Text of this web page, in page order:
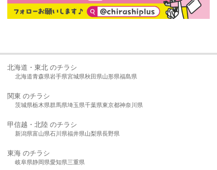
北海道・東北 のチラシ
北海道青森県岩手県宮城県秋田県山形県福島県
関東 のチラシ
茨城県栃木県群馬県埼玉県千葉県東京都神奈川県
甲信越・北陸 のチラシ
新潟県富山県石川県福井県山梨県長野県
東海 のチラシ
岐阜県静岡県愛知県三重県